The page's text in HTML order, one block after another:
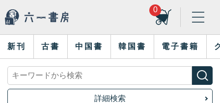
0
新刊 古書 中国書 韓国書 電子書籍
詳細検索